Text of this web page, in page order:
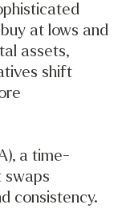
at lows and
assets,
shift
a time-
swaps
consistency.